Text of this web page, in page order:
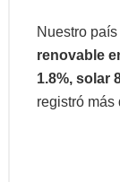
Nuestro
renovable
1.8%, solar
registró más